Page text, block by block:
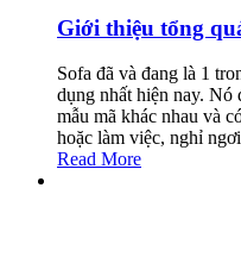
Giới thiệu tổng
Sofa đã và đang là 1
dụng nhất hiện nay. Nó
mẫu mã khác nhau và
hoặc làm việc, nghỉ
Read More